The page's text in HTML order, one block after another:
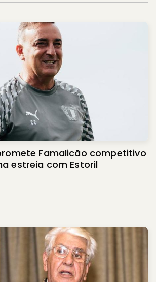
Famalicão competitivo
estreia com Estoril